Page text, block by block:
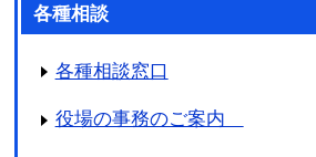
各種相談
各種相談窓口
役場の事務のご案内